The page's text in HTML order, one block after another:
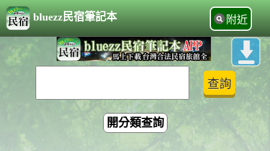
bluezz民宿筆記本 附近
開分類查詢